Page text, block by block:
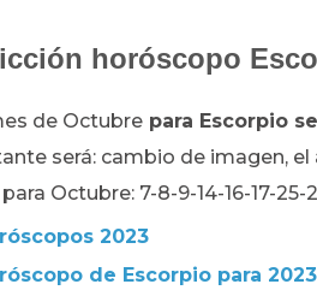
horóscopo
de Octubre para Escorpio
será: cambio de imagen,
Octubre: 7-8-9-14-16-17-25-
2023
de Escorpio para 2023